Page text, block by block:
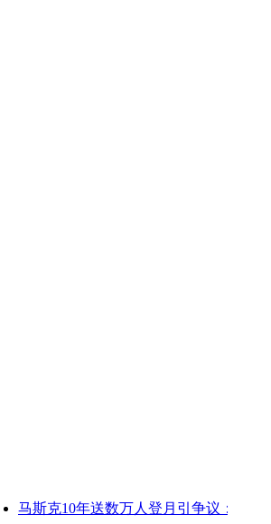
斯克10年送数万人登月引争议：技术成